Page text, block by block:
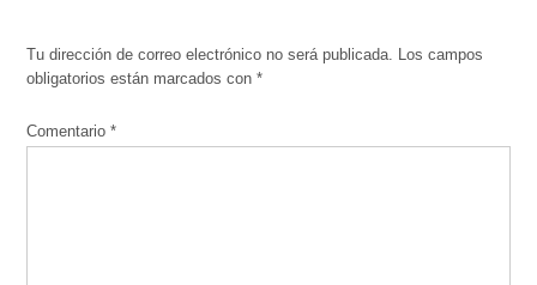
Tu dirección de correo electrónico no será publicada. Los campos
obligatorios están marcados con*
Comentario*